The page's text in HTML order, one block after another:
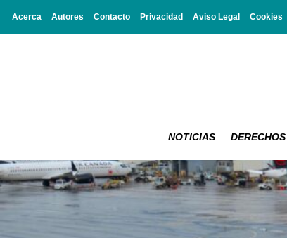
Acerca Autores Contacto Privacidad Aviso Legal Cookies
NOTICIAS DERECHOS